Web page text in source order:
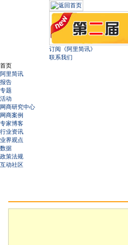
订阅《阿里简讯》
联系我们
首页
阿里简讯
报告
专题
活动
网商研究中心
网商案例
专家博客
行业资讯
业界观点
数据
政策法规
互动社区